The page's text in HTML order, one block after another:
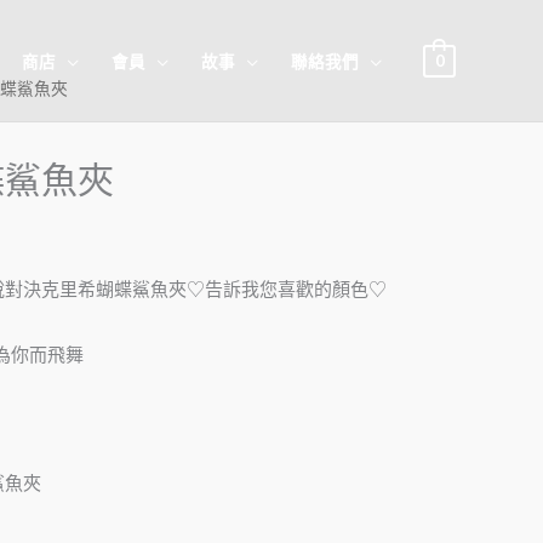
商店 會員 故事 聯絡我們 0
鯊魚夾
魚夾
決克里希蝴蝶鯊魚夾♡告訴我您喜歡的顏色♡
你而飛舞
夾